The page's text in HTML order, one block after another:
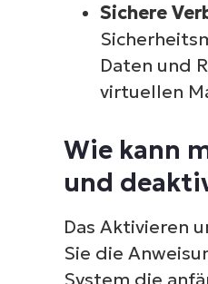
Sichere
Daten und
virtuellen
Wie kann
und
Das Aktivieren
Sie die
System die